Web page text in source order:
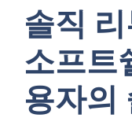
솔직
소프트
용자의